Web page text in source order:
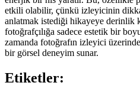
etkili olabilir, çünkü izleyicinin
anlatmak istediği hikayeye derinlik
fotoğrafçılığa sadece estetik bir
zamanda fotoğrafın izleyici
bir görsel deneyim sunar.
Etiketler: